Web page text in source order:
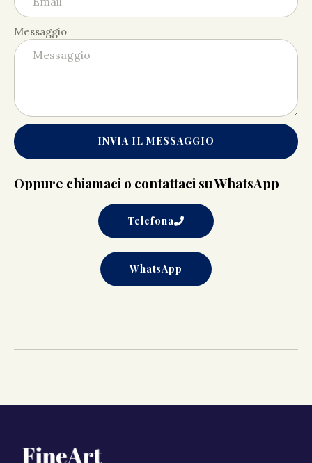
Messaggio
INVIA IL MESSAGGIO
Oppure chiamaci o contattaci su WhatsApp
Telefona
WhatsApp